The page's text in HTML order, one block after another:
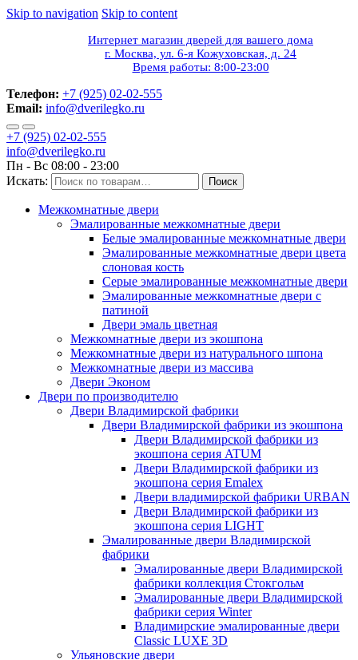
Skip to navigation Skip to content
Интернет магазин дверей для вашего дома
г. Москва, ул. 6-я Кожуховская, д. 24
Время работы: 8:00-23:00
Телефон: +7 (925) 02-02-555
Email: info@dverilegko.ru
+7 (925) 02-02-555
info@dverilegko.ru
Пн - Вс 08:00 - 23:00
Искать:
Поиск
Межкомнатные двери
Эмалированные межкомнатные двери
Белые эмалированные межкомнатные двери
Эмалированные межкомнатные двери цвета
слоновая кость
Серые эмалированные межкомнатные двери
Эмалированные межкомнатные двери c
патиной
Двери эмаль цветная
Межкомнатные двери из экошпона
Межкомнатные двери из натурального шпона
Межкомнатные двери из массива
Двери Эконом
Двери по производителю
Двери Владимирской фабрики
Двери Владимирской фабрики из экошпона
Двери Владимирской фабрики из
экошпона серия ATUM
Двери Владимирской фабрики из
экошпона серия Emalex
Двери владимирской фабрики URBAN
Двери Владимирской фабрики из
экошпона серия LIGHT
Эмалированные двери Владимирской
фабрики
Эмалированные двери Владимирской
фабрики коллекция Стокгольм
Эмалированные двери Владимирской
фабрики серия Winter
Владимирские эмалированные двери
Classic LUXE 3D
Ульяновские двери